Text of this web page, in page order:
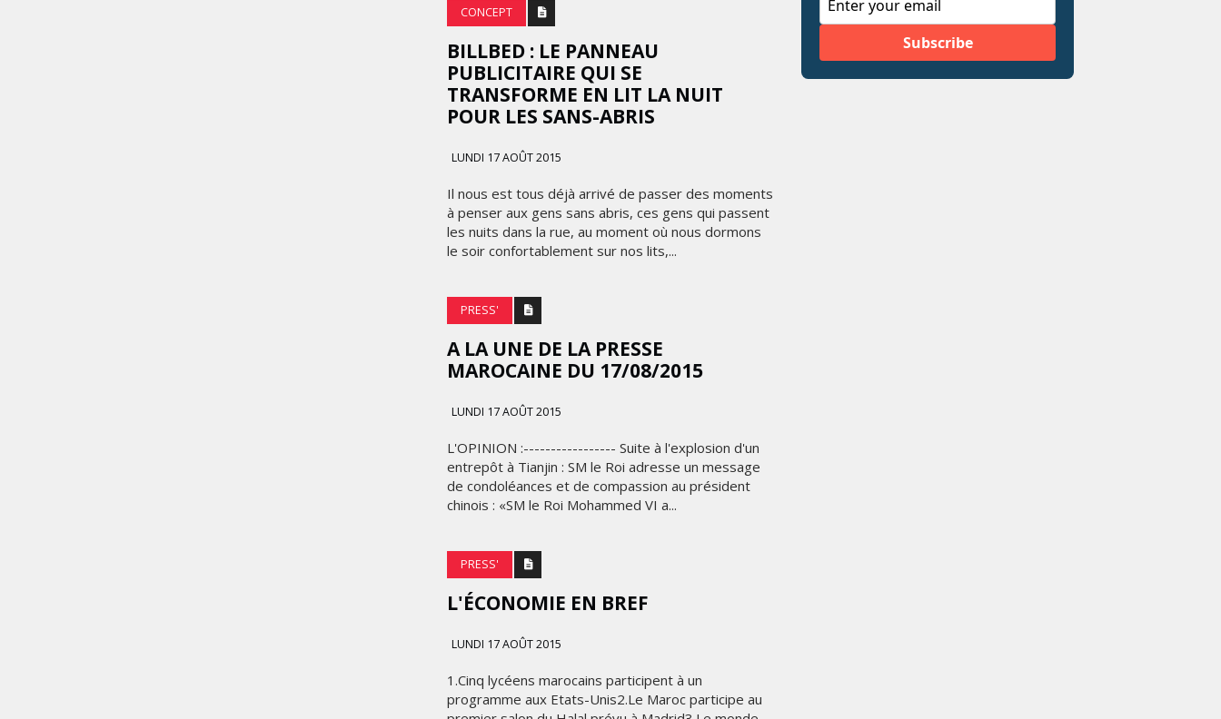
CONCEPT
BILLBED : LE PANNEAU
PUBLICITAIRE QUI SE
TRANSFORME EN LIT LA NUIT
POUR LES SANS-ABRIS
LUNDI 17 AOÛT 2015
Il nous est tous déjà arrivé de passer des moments
à penser aux gens sans abris, ces gens qui passent
les nuits dans la rue, au moment où nous dormons
le soir confortablement sur nos lits,...
PRESS'
A LA UNE‬ DE LA PRESSE‬
‪MAROCAINE‬ DU 17/08/2015
LUNDI 17 AOÛT 2015
L'OPINION :----------------- Suite à l'explosion d'un
entrepôt à Tianjin : SM le Roi adresse un message
de condoléances et de compassion au président
chinois : «SM le Roi Mohammed VI a...
PRESS'
L'ÉCONOMIE EN BREF
LUNDI 17 AOÛT 2015
1.Cinq lycéens marocains participent à un
programme aux Etats-Unis2.Le Maroc participe au